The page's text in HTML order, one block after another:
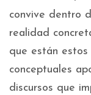
convive dentro
realidad
que están
conceptuales
discursos que